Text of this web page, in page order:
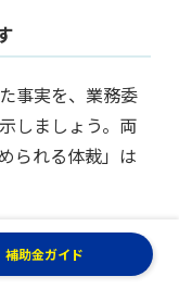
事実を、業務委
しましょう。両
られる体裁」は
書」の提出も検
簿記による記帳
補助金ガイド